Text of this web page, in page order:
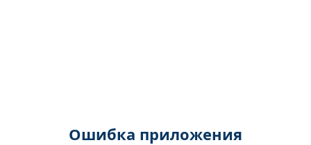
Ошибка приложения